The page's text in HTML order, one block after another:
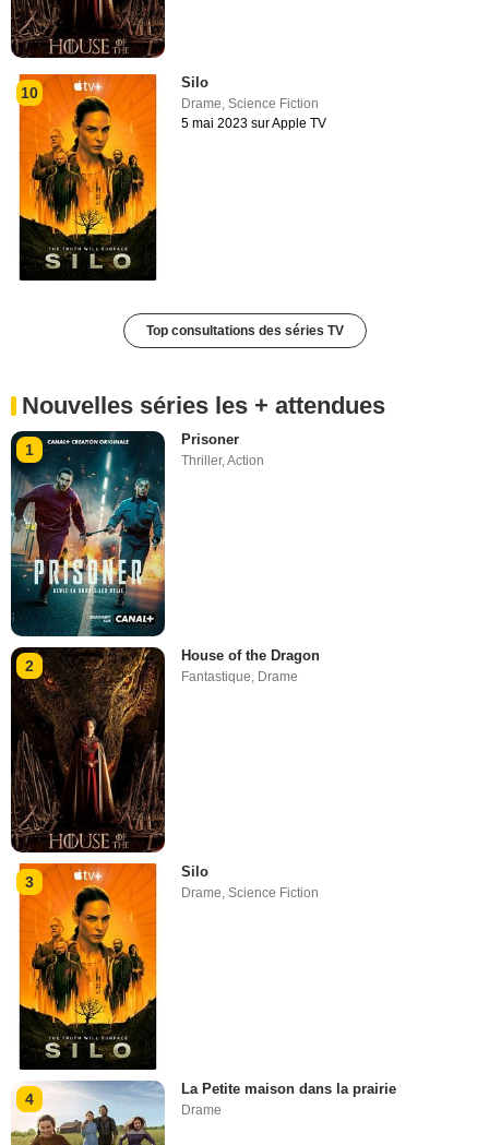
10
Silo
Drame,Science Fiction
5 mai 2023 sur Apple TV
Top consultations des séries TV
Nouvelles séries les + attendues
1
Prisoner
Thriller,Action
2
House of the Dragon
Fantastique, Drame
3
Silo
Drame,Science Fiction
4
La Petite maison dans la prairie
Drame